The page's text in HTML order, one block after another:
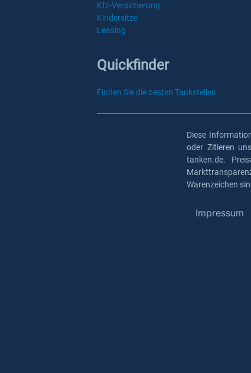
Kfz-Versicherung
Kindersitze
Leasing
Quickfinder
Finden Sie die besten Tankstellen
Diese
oder Zitieren
tanken.de.
Warenzeichen
Impressum